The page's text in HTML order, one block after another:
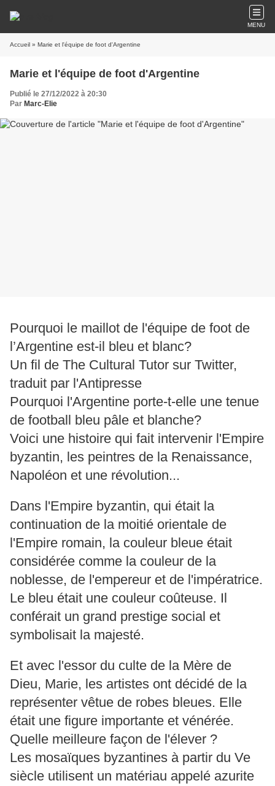
MENU
Accueil » Marie et l'équipe de foot d'Argentine
Marie et l'équipe de foot d'Argentine
Publié le 27/12/2022 à 20:30
Par Marc-Elie
Pourquoi le maillot de l'équipe de foot de
l’Argentine est-il bleu et blanc?
Un fil de The Cultural Tutor sur Twitter,
traduit par l'Antipresse
Pourquoi l'Argentine porte-t-elle une tenue
de football bleu pâle et blanche?
Voici une histoire qui fait intervenir l'Empire
byzantin, les peintres de la Renaissance,
Napoléon et une révolution...
Dans l'Empire byzantin, qui était la
continuation de la moitié orientale de
l'Empire romain, la couleur bleue était
considérée comme la couleur de la
noblesse, de l'empereur et de l'impératrice.
Le bleu était une couleur coûteuse. Il
conférait un grand prestige social et
symbolisait la majesté.
Et avec l'essor du culte de la Mère de
Dieu, Marie, les artistes ont décidé de la
représenter vêtue de robes bleues. Elle
était une figure importante et vénérée.
Quelle meilleure façon de l'élever ?
Les mosaïques byzantines à partir du Ve
siècle utilisent un matériau appelé azurite